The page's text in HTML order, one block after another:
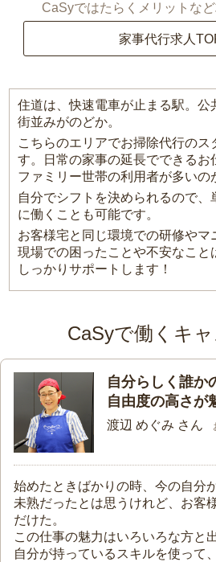
CaSyではたらくメリットな
家事代行求人
住道は、快速電車が止まる駅。公
街並みがのどか。
こちらのエリアでお掃除代行のス
す。日常の家事の延長でできるお
ファミリー世帯の利用者が多いの
自分でシフトを決められるので、
に働くことも可能です。
お客様宅と同じ環境での研修や
現場での困ったことや不安なこと
しっかりサポートします！
CaSyで働くキ
自分らしく誰か
自由度の高さが
渡辺 めぐみ さん
始めたときばかりの時、今の自分
未熟だったとは思うけれど、お客
だけた。
この仕事の魅力はいろいろな方と
自分が持っているスキルを使って